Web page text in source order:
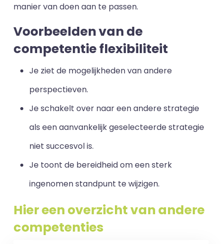
manier van doen aan te passen.
Voorbeelden van de
competentie flexibiliteit
Je ziet de mogelijkheden van andere
perspectieven.
Je schakelt over naar een andere strategie
als een aanvankelijk geselecteerde strategie
niet succesvol is.
Je toont de bereidheid om een sterk
ingenomen standpunt te wijzigen.
Hier een overzicht van andere
competenties